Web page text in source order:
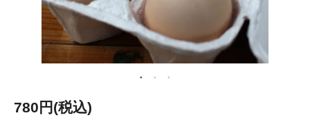
780円(税込)